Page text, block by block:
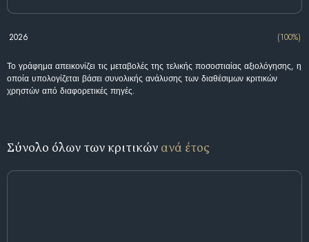
2026 (100%)
Το γράφημα απεικονίζει τις μεταβολές της τελικής ποσοστιαίας αξιολόγησης, η
οποία υπολογίζεται βάσει συνολικής ανάλυσης των διαθέσιμων κριτικών
χρηστών από διαφορετικές πηγές.
Σύνολο όλων των κριτικών ανά έτος